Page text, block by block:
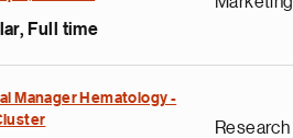
Full time
Manager Hematology -
Research